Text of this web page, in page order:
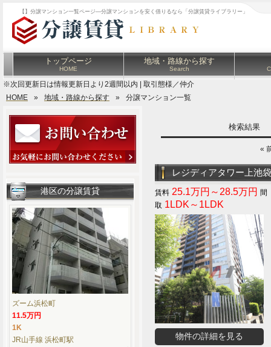
【】分譲マンション一覧ページ―分譲マンションを安く借りるなら「分譲賃貸ライブラリー」
トップページ
HOME
地域・路線から探す
Search
※次回更新日は情報更新日より2週間以内 | 取引態様／仲介
HOME
» 地域・路線から探す » 分譲マンション一覧
検索結
«
レジディアタワー上池
25.1万円～28.5万円
1LDK～1LDK
物件の詳細を見る
港区の分譲賃貸
ズーム浜松町
11.5万円
1K
JR山手線 浜松町駅